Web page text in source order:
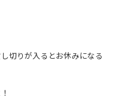
切りが入るとお休みになる